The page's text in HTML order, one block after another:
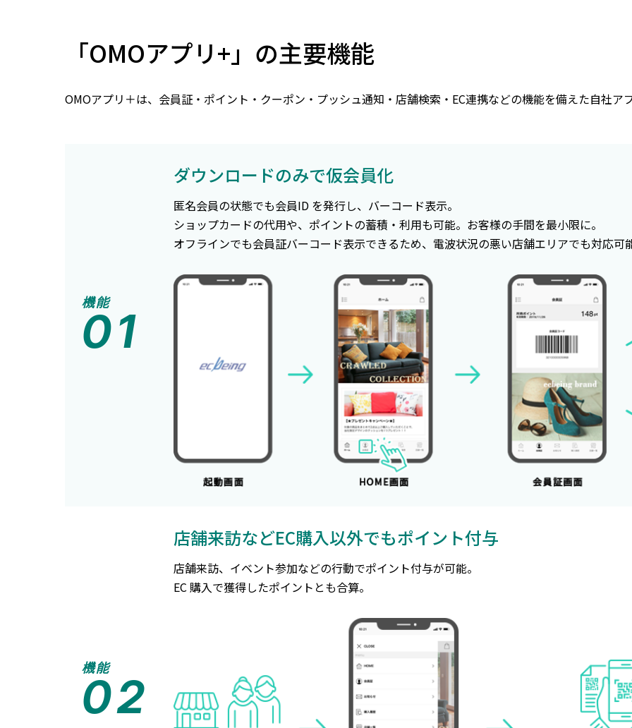
「OMOアプリ+」の主要機能
OMOアプリ＋は、会員証・ポイント・クーポン・プッシュ通知・店舗検索・EC連携などの機能を備えた自社ア
機能
01
ダウンロードのみで仮会員化
匿名会員の状態でも会員ID を発行し、バーコード表示。
ショップカードの代用や、ポイントの蓄積・利用も可能。お客様の手間を最小限に。
オフラインでも会員証バーコード表示できるため、電波状況の悪い店舗エリアでも対応可
機能
02
店舗来訪などEC購入以外でもポイント付与
店舗来訪、イベント参加などの行動でポイント付与が可能。
EC 購入で獲得したポイントとも合算。